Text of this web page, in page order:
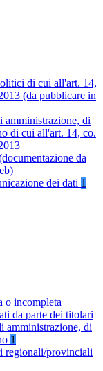
di cui all'art. 14,
(da pubblicare in
di
di cui all'art. 14, co.
da
dei dati 1
o incompleta
da parte dei titolari
amministrazione, di
1
regionali/provinciali